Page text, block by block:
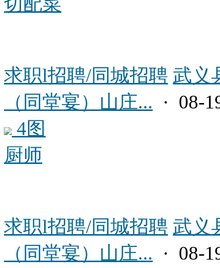
求职l招聘/同城招聘 武义
（同堂宴）山庄...
· 08-
4图
厨师
求职l招聘/同城招聘 武义
（同堂宴）山庄...
· 08-